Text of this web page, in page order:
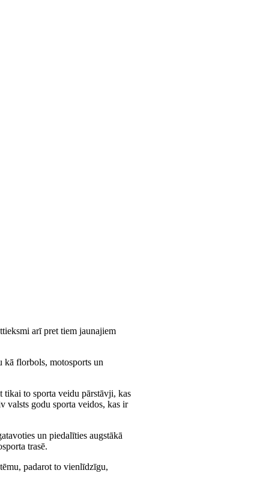
arī pret tiem jaunajiem
kā florbols, motosports un
tikai to sporta veidu pārstāvji, kas
valsts godu sporta veidos, kas ir
un piedalīties augstākā
trasē.
padarot to vienlīdzīgu,